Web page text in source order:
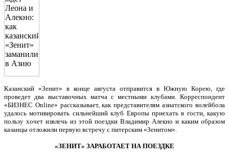
Казанский «Зенит» в конце августа отправится в Южную Корею, где
проведет два выставочных матча с местными клубами. Корреспондент
«БИЗНЕС Online» рассказывает, как представителям азиатского волейбола
удалось мотивировать сильнейший клуб Европы приехать в гости, какую
пользу хочет извлечь из этой поездки Владимир Алекно и каким образом
казанцы отложили первую встречу с питерским «Зенитом».
«ЗЕНИТ» ЗАРАБОТАЕТ НА ПОЕЗДКЕ